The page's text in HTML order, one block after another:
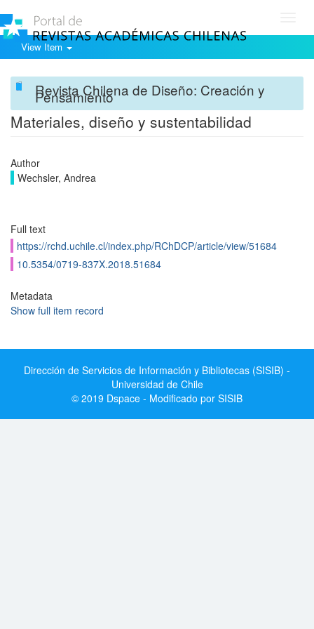
View Item
Revista Chilena de Diseño: Creación y
Pensamiento
Materiales, diseño y sustentabilidad
Author
Wechsler, Andrea
Full text
https://rchd.uchile.cl/index.php/RChDCP/article/view/51684
10.5354/0719-837X.2018.51684
Metadata
Show full item record
Dirección de Servicios de Información y Bibliotecas (SISIB) -
Universidad de Chile
© 2019 Dspace - Modificado por SISIB